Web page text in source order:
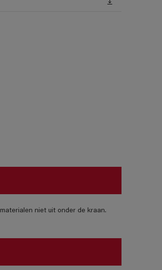
niet uit onder de kraan.